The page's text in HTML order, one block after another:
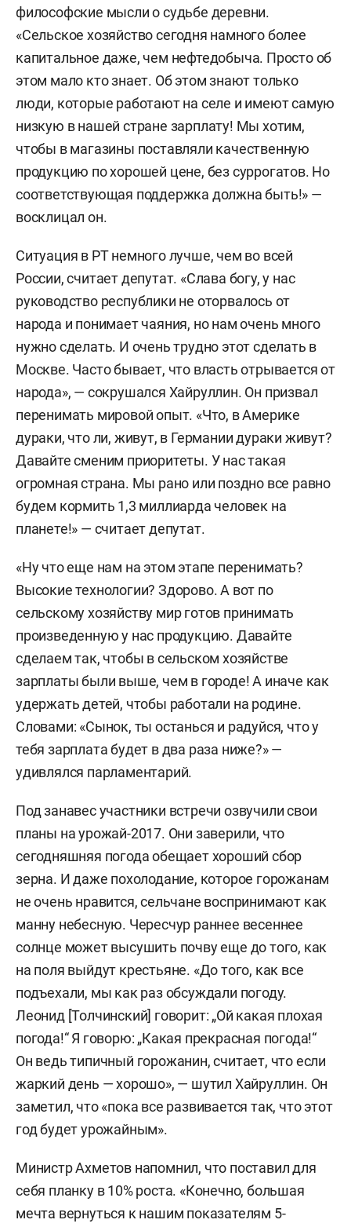
философские мысли о судьбе деревни.
«Сельское хозяйство сегодня намного более
капитальное даже, чем нефтедобыча. Просто об
этом мало кто знает. Об этом знают только
люди, которые работают на селе и имеют самую
низкую в нашей стране зарплату! Мы хотим,
чтобы в магазины поставляли качественную
продукцию по хорошей цене, без суррогатов. Но
соответствующая поддержка должна быть!» —
восклицал он.
Ситуация в РТ немного лучше, чем во всей
России, считает депутат. «Слава богу, у нас
руководство республики не оторвалось от
народа и понимает чаяния, но нам очень много
нужно сделать. И очень трудно этот сделать в
Москве. Часто бывает, что власть отрывается от
народа», — сокрушался Хайруллин. Он призвал
перенимать мировой опыт. «Что, в Америке
дураки, что ли, живут, в Германии дураки живут?
Давайте сменим приоритеты. У нас такая
огромная страна. Мы рано или поздно все равно
будем кормить 1,3 миллиарда человек на
планете!» — считает депутат.
«Ну что еще нам на этом этапе перенимать?
Высокие технологии? Здорово. А вот по
сельскому хозяйству мир готов принимать
произведенную у нас продукцию. Давайте
сделаем так, чтобы в сельском хозяйстве
зарплаты были выше, чем в городе! А иначе как
удержать детей, чтобы работали на родине.
Словами: «Сынок, ты останься и радуйся, что у
тебя зарплата будет в два раза ниже?» —
удивлялся парламентарий.
Под занавес участники встречи озвучили свои
планы на урожай-2017. Они заверили, что
сегодняшняя погода обещает хороший сбор
зерна. И даже похолодание, которое горожанам
не очень нравится, сельчане воспринимают как
манну небесную. Чересчур раннее весеннее
солнце может высушить почву еще до того, как
на поля выйдут крестьяне. «До того, как все
подъехали, мы как раз обсуждали погоду.
Леонид [Толчинский] говорит: „Ой какая плохая
погода!“ Я говорю: „Какая прекрасная погода!“
Он ведь типичный горожанин, считает, что если
жаркий день — хорошо», — шутил Хайруллин. Он
заметил, что «пока все развивается так, что этот
год будет урожайным».
Министр Ахметов напомнил, что поставил для
себя планку в 10% роста. «Конечно, большая
мечта вернуться к нашим показателям 5-